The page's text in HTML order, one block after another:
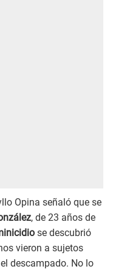
Opina señaló que se
, de 23 años de
se descubrió
vieron a sujetos
descampado. No lo